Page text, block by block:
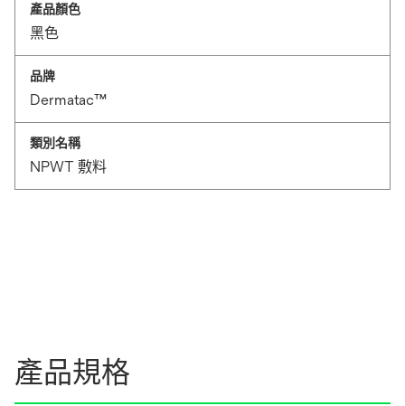
產品顏色
黑色
品牌
Dermatac™
類別名稱
NPWT 敷料
產品規格